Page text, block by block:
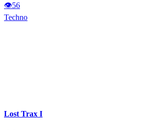
👁56
Techno
Lost Trax I